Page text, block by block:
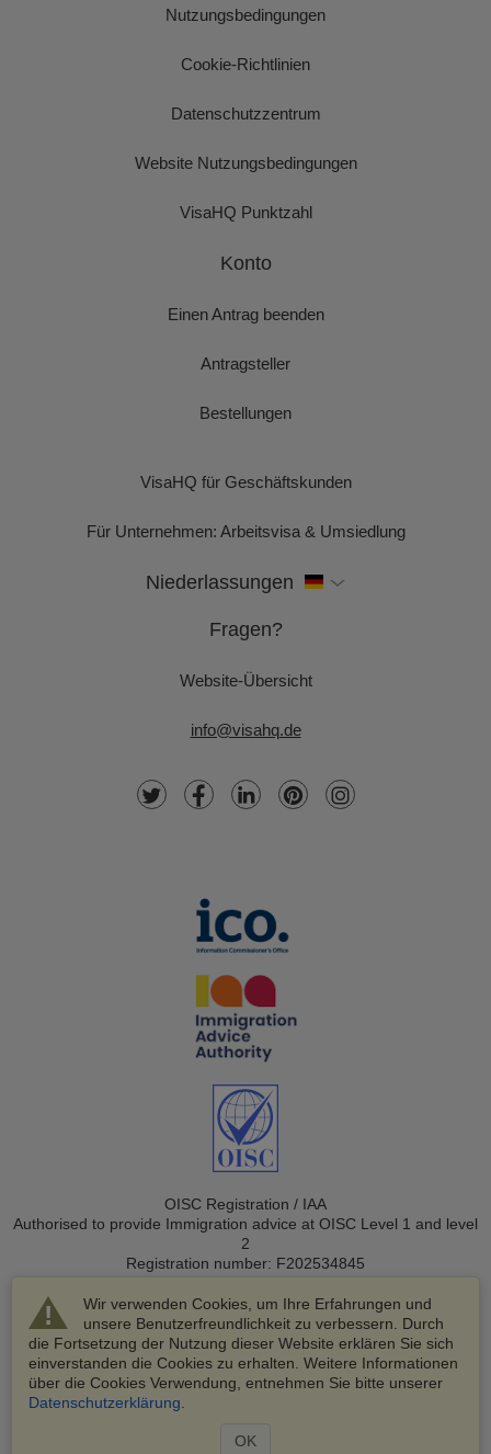
Wir verwenden Cookies, um Ihre Erfahrungen und
unsere Benutzerfreundlichkeit zu verbessern. Durch
die Fortsetzung der Nutzung dieser Website erklären Sie sich
einverstanden die Cookies zu erhalten. Weitere Informationen
über die Cookies Verwendung, entnehmen Sie bitte unserer
Datenschutzerklärung
OK
Nutzungsbedingungen
Cookie-Richtlinien
Datenschutzzentrum
Website Nutzungsbedingungen
VisaHQ Punktzahl
Konto
Einen Antrag beenden
Antragsteller
Bestellungen
VisaHQ für Geschäftskunden
Für Unternehmen: Arbeitsvisa & Umsiedlung
Niederlassungen
Fragen?
Website-Übersicht
info@visahq.de
OISC Registration / IAA
Authorised to provide Immigration advice at OISC Level 1 and level
2
Registration number: F202534845
© 2003-2026 VisaHQ.com, Inc. Alle Rechte vorbehalten.
VisaHQ und das VisaHQ-Logo sind eingetragene Marken von
VisaHQ.com, Inc.